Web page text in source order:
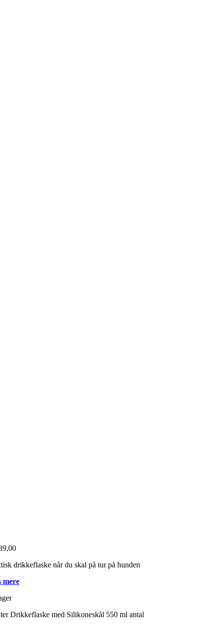
drikkeflaske når du skal på tur på hunden
mere
Drikkeflaske med Silikoneskål 550 ml antal